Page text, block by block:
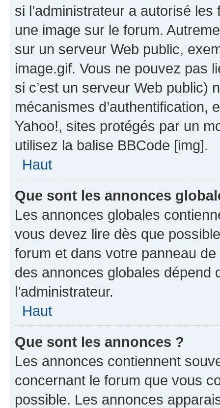
si l’administrateur a autorisé
une image sur le forum.
sur un serveur Web public,
image.gif. Vous ne pouvez pas
si c’est un serveur Web public)
mécanismes d’authentification,
Yahoo!, sites protégés par un
utilisez la balise BBCode [img].
Haut
Que sont les annonces
Les annonces globales
vous devez lire dès que
forum et dans votre panneau
des annonces globales dépend
l’administrateur.
Haut
Que sont les annonces ?
Les annonces contiennent
concernant le forum que vous
possible. Les annonces